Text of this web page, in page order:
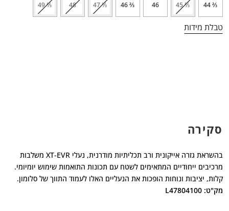
⅔ 44
⅓ 45
46
⅔ 46
⅓ 47
48
⅓ 49
טבלת מידות
סקירה
בהשראת גזרה אייקונית ורב תכליתיות מודרנית, נעלי XT-EVR משלבות
מרכיבים ייחודיים המתאימים לשטח עם תכונות התואמות שימוש יומיומי.
קלות, יציבות ונוחות הופכות את הנעליים האלו לעמוד התווך של סלומון.
מק"ט: L47804100